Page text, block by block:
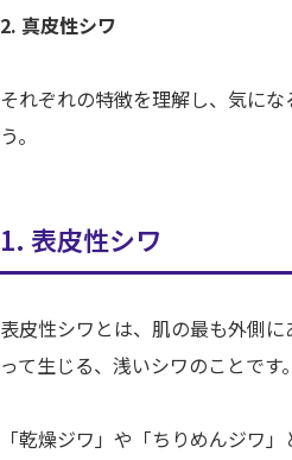
2. 真皮性シワ
それぞれの特徴を理解し、気に
う。
1. 表皮性シワ
表皮性シワとは、肌の最も外側
って生じる、浅いシワのことです。
「乾燥ジワ」や「ちりめんジワ